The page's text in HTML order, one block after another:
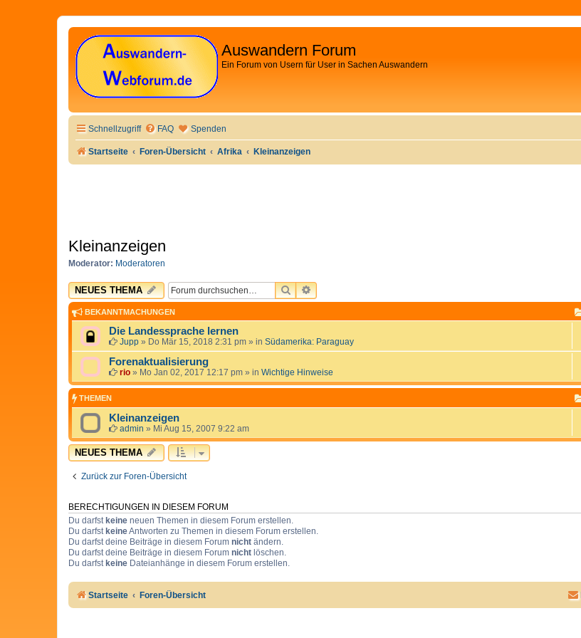
Auswandern Forum
Ein Forum von Usern für User in Sachen Auswandern
Schnellzugriff FAQ Spenden
Startseite Foren-Übersicht Afrika Kleinanzeigen
Kleinanzeigen
Moderator: Moderatoren
NEUES THEMA SUCHEERWEITERTE SUCHE
BEKANNTMACHUNGEN
Die Landessprache lernen
Jupp » Do Mär 15, 2018 2:31 pm » in Südamerika: Paraguay
Forenaktualisierung
rio » Mo Jan 02, 2017 12:17 pm » in Wichtige Hinweise
THEMEN
Kleinanzeigen
admin » Mi Aug 15, 2007 9:22 am
NEUES THEMA
Zurück zur Foren-Übersicht
BERECHTIGUNGEN IN DIESEM FORUM
Du darfstkeine neuen Themen in diesem Forum erstellen.
Du darfstkeineAntworten zu Themen in diesem Forum erstellen.
Du darfst deine Beiträge in diesem Forum nicht ändern.
Du darfst deine Beiträge in diesem Forum nicht löschen.
Du darfstkeine Dateianhänge in diesem Forum erstellen.
Startseite Foren-Übersicht